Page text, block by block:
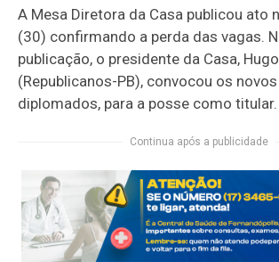
A Mesa Diretora da Casa publicou ato
(30) confirmando a perda das vagas.
publicação, o presidente da Casa,
(Republicanos-PB), convocou os
diplomados, para a posse como titular.
Continua após a publicidade